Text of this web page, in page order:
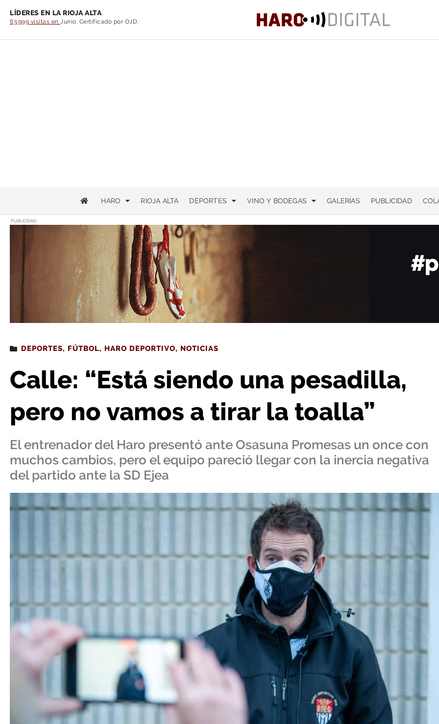
LÍDERES EN LA RIOJA ALTA
63.999 visitas en Junio. Certificado por OJD.
HARO RIOJA ALTA DEPORTES VINO Y BODEGAS GALERÍAS PUBLICIDAD
PUBLICIDAD
Estás leyendo: Calle: “Está siendo una pesadilla, pero no vamos a tirar la toalla”
DEPORTES, FÚTBOL, HARO DEPORTIVO, NOTICIAS
Calle: “Está siendo una pesadilla,
pero no vamos a tirar la toalla”
El entrenador del Haro presentó ante Osasuna Promesas un once con
muchos cambios, pero el equipo pareció llegar con la inercia negativa
del partido ante la SD Ejea